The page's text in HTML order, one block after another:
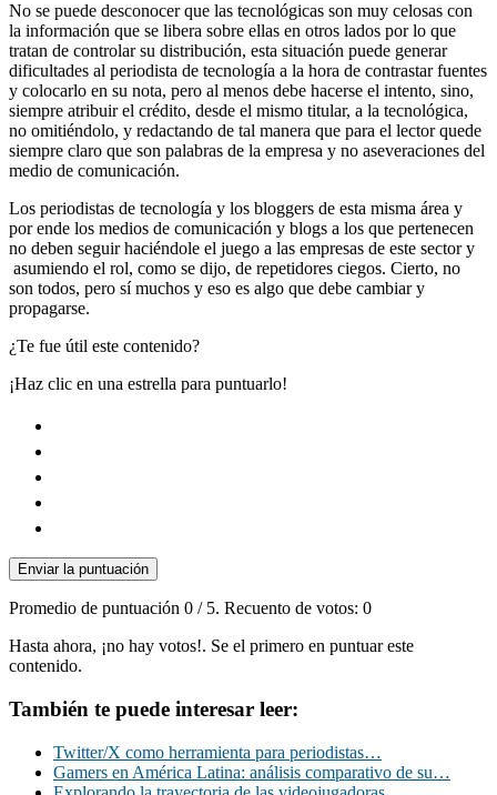
No se puede desconocer que las tecnológicas son muy celosas con
la información que se libera sobre ellas en otros lados por lo que
tratan de controlar su distribución, esta situación puede generar
dificultades al periodista de tecnología a la hora de contrastar fuentes
y colocarlo en su nota, pero al menos debe hacerse el intento, sino,
siempre atribuir el crédito, desde el mismo titular, a la tecnológica,
no omitiéndolo, y redactando de tal manera que para el lector quede
siempre claro que son palabras de la empresa y no aseveraciones del
medio de comunicación.
Los periodistas de tecnología y los bloggers de esta misma área y
por ende los medios de comunicación y blogs a los que pertenecen
no deben seguir haciéndole el juego a las empresas de este sector y
asumiendo el rol, como se dijo, de repetidores ciegos. Cierto, no
son todos, pero sí muchos y eso es algo que debe cambiar y
propagarse.
¿Te fue útil este contenido?
¡Haz clic en una estrella para puntuarlo!
Enviar la puntuación
Promedio de puntuación 0 / 5. Recuento de votos: 0
Hasta ahora, ¡no hay votos!. Se el primero en puntuar este
contenido.
También te puede interesar leer:
Twitter/X como herramienta para periodistas…
Gamers en América Latina: análisis comparativo de su…